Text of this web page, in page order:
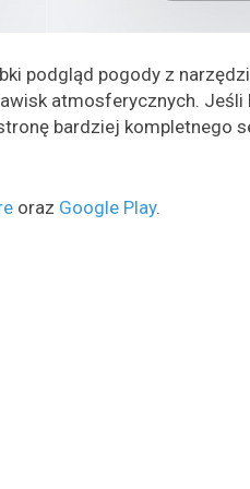
podgląd pogody z
atmosferycznych.
bardziej kompletnego
oraz Google Play.